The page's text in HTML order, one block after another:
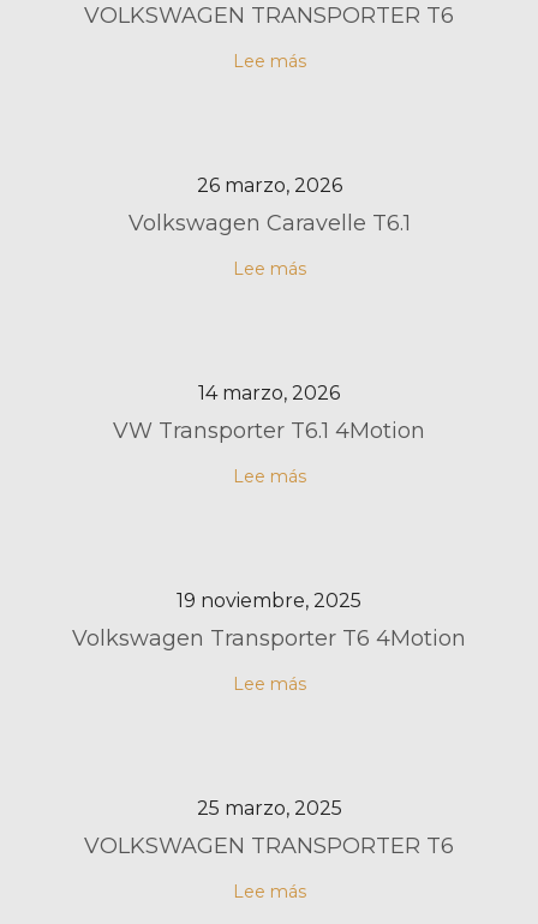
VOLKSWAGEN TRANSPORTER T6
Lee más
26 marzo, 2026
Volkswagen Caravelle T6.1
Lee más
14 marzo, 2026
VW Transporter T6.1 4Motion
Lee más
19 noviembre, 2025
Volkswagen Transporter T6 4Motion
Lee más
25 marzo, 2025
VOLKSWAGEN TRANSPORTER T6
Lee más